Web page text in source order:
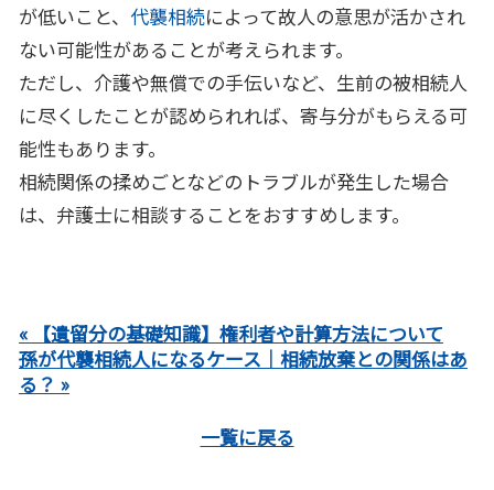
が低いこと、 代襲相続によって故人の意思が活かされ
ない可能性があることが考えられます。
ただし、介護や無償での手伝いなど、生前の被相続人
に尽くしたことが認められれば、寄与分がもらえる可
能性もあります。
相続関係の揉めごとなどのトラブルが発生した場合
は、弁護士に相談することをおすすめします。
« 【遺留分の基礎知識】権利者や計算方法について
孫が代襲相続人になるケース｜相続放棄との関係はあ
る？ »
一覧に戻る